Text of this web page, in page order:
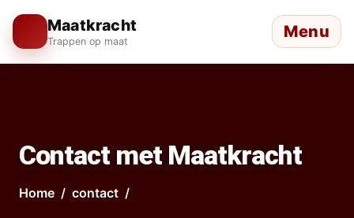
Maatkracht
Trappen op maat Menu
Contact met Maatkracht
Home contact